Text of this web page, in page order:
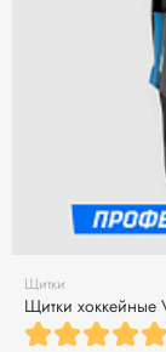
Щитки
Щитки хоккейные